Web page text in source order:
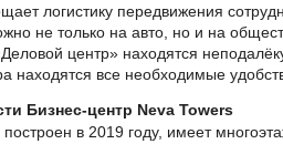
логистику передвижения
не только на авто, но и на
центр» находятся
находятся все необходимые
Бизнес-центр Neva Towers
в 2019 году, имеет